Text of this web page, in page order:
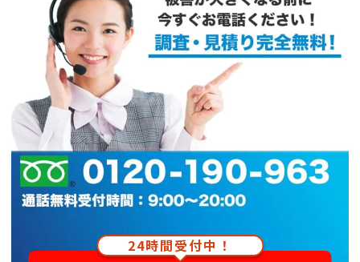
24時間受付中！